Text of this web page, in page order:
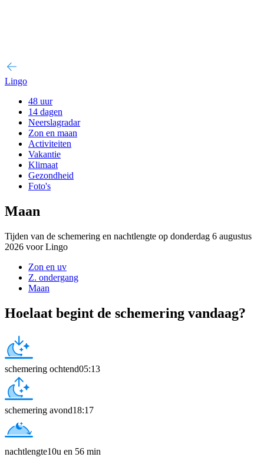
Lingo
48 uur
14 dagen
Neerslagradar
Zon en maan
Activiteiten
Vakantie
Klimaat
Gezondheid
Foto's
Maan
Tijden van de schemering en nachtlengte op donderdag 6 augustus
2026 voor Lingo
Zon en uv
Z. ondergang
Maan
Hoelaat begint de schemering vandaag?
schemering ochtend05:13
schemering avond18:17
nachtlengte10u en 56 min